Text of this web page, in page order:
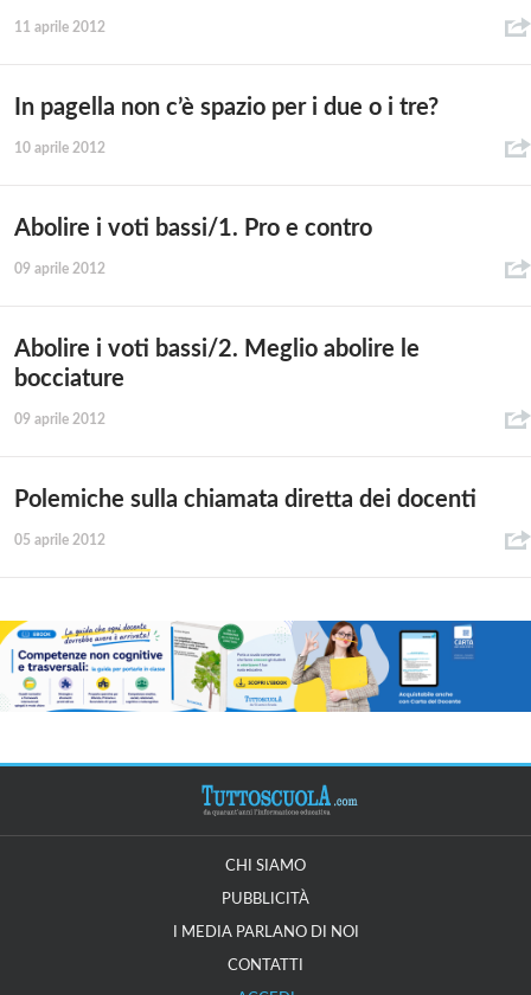
11 aprile 2012
In pagella non c’è spazio per i due o i tre?
10 aprile 2012
Abolire i voti bassi/1. Pro e contro
09 aprile 2012
Abolire i voti bassi/2. Meglio abolire le
bocciature
09 aprile 2012
Polemiche sulla chiamata diretta dei docenti
05 aprile 2012
CHI SIAMO
PUBBLICITÀ
I MEDIA PARLANO DI NOI
CONTATTI